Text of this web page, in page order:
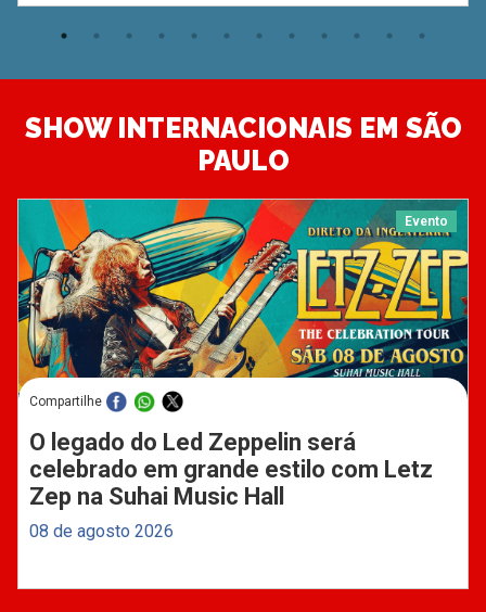
SHOW INTERNACIONAIS EM SÃO
PAULO
Evento
Compartilhe
O legado do Led Zeppelin será
celebrado em grande estilo com Letz
Zep na Suhai Music Hall
08 de agosto 2026